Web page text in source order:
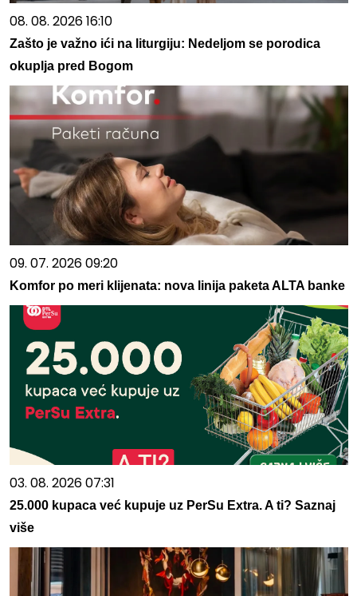
08. 08. 2026 16:10
Zašto je važno ići na liturgiju: Nedeljom se porodica
okuplja pred Bogom
09. 07. 2026 09:20
Komfor po meri klijenata: nova linija paketa ALTA banke
03. 08. 2026 07:31
25.000 kupaca već kupuje uz PerSu Extra. A ti? Saznaj
više